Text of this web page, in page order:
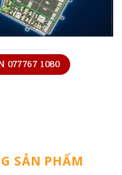
077767 1080
SẢN PHẨM